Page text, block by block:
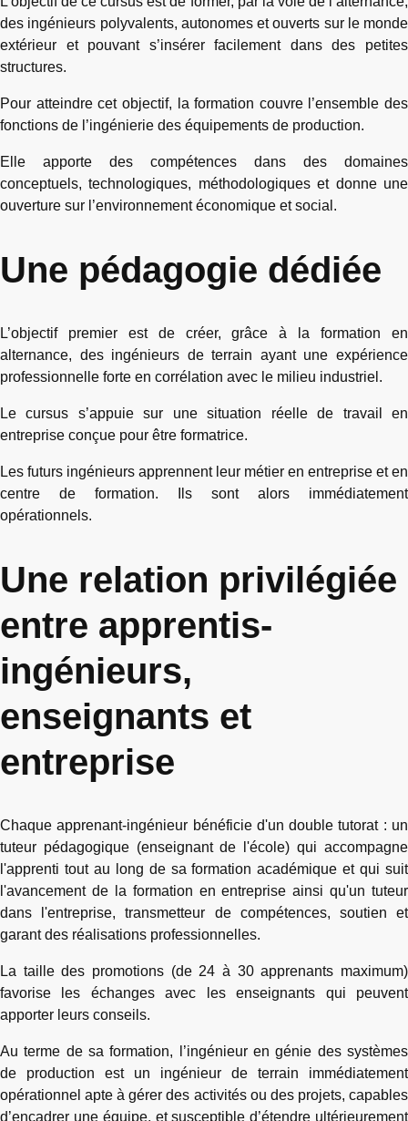
des ingénieurs polyvalents, autonomes et ouverts sur le monde
extérieur et pouvant s’insérer facilement dans des petites
structures.
Pour atteindre cet objectif, la formation couvre l’ensemble des
fonctions de l’ingénierie des équipements de production.
Elle apporte des compétences dans des domaines
conceptuels, technologiques, méthodologiques et donne une
ouverture sur l’environnement économique et social.
Une pédagogie dédiée
L’objectif premier est de créer, grâce à la formation en
alternance, des ingénieurs de terrain ayant une expérience
professionnelle forte en corrélation avec le milieu industriel.
Le cursus s’appuie sur une situation réelle de travail en
entreprise conçue pour être formatrice.
Les futurs ingénieurs apprennent leur métier en entreprise et en
centre de formation. Ils sont alors immédiatement
opérationnels.
Une relation privilégiée
entre apprentis-
ingénieurs,
enseignants et
entreprise
Chaque apprenant-ingénieur bénéficie d'un double tutorat : un
tuteur pédagogique (enseignant de l'école) qui accompagne
l'apprenti tout au long de sa formation académique et qui suit
l'avancement de la formation en entreprise ainsi qu'un tuteur
dans l'entreprise, transmetteur de compétences, soutien et
garant des réalisations professionnelles.
La taille des promotions (de 24 à 30 apprenants maximum)
favorise les échanges avec les enseignants qui peuvent
apporter leurs conseils.
Au terme de sa formation, l’ingénieur en génie des systèmes
de production est un ingénieur de terrain immédiatement
opérationnel apte à gérer des activités ou des projets, capables
d’encadrer une équipe, et susceptible d’étendre ultérieurement